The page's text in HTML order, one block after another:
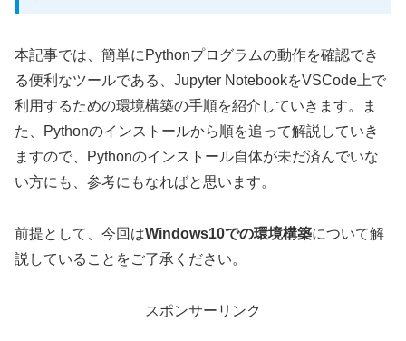
本記事では、簡単にPythonプログラムの動作を確認でき
る便利なツールである、Jupyter NotebookをVSCode上で
利用するための環境構築の手順を紹介していきます。ま
た、Pythonのインストールから順を追って解説していき
ますので、Pythonのインストール自体が未だ済んでいな
い方にも、参考にもなればと思います。
前提として、今回はWindows10での環境構築について解
説していることをご了承ください。
スポンサーリンク